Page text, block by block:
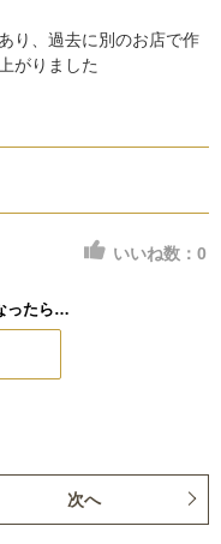
り、過去に別のお店で作
がりました
いいね数： 0
ったら…
次へ